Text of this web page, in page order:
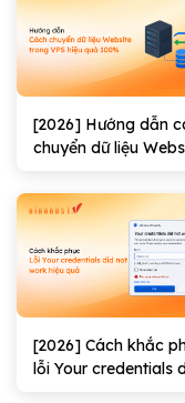
[2026] Hướng dẫn
chuyển dữ liệu
100%
[2026] Cách khắc
lỗi Your credentials